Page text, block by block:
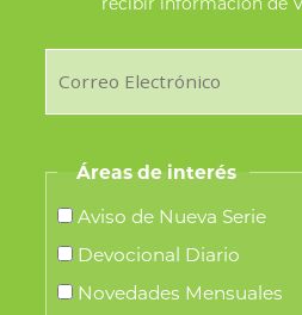
Áreas de interés
Aviso de Nueva Serie
Devocional Diario
Novedades Mensuales